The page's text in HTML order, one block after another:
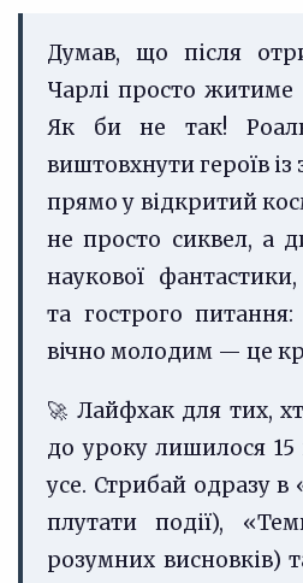
Думав, що після
Чарлі просто житиме
Як би не так!
виштовхнути героїв
прямо у відкритий
не просто сиквел, а
наукової
та гострого
вічно молодим — це
🚀 Лайфхак для тих,
до уроку лишилося
усе. Стрибай одразу
плутати події),
розумних висновків)